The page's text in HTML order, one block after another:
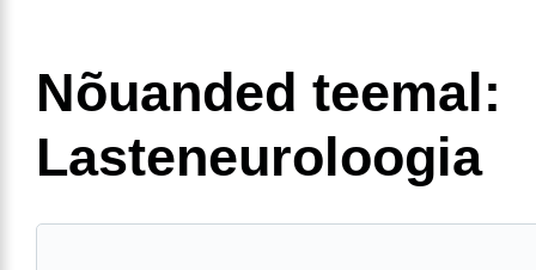
Nõuanded teemal:
Lasteneuroloogia